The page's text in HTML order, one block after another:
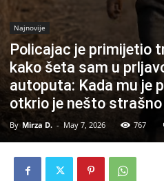
Najnovije
Policajac je primijetio
kako šeta sam u
autoputa: Kada mu je
otkrio je nešto strašno
By Mirza D. - May 7, 2026 767